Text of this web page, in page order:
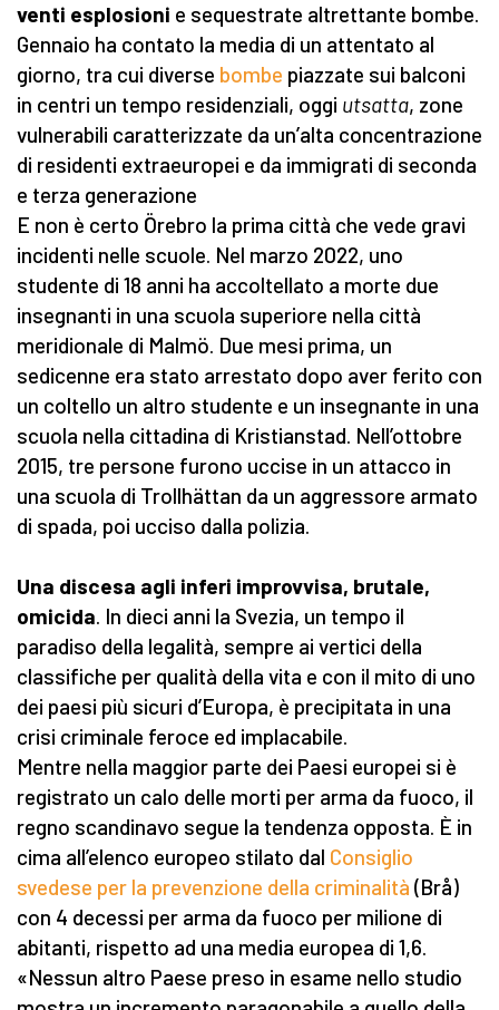
venti esplosioni e sequestrate altrettante bombe.
Gennaio ha contato la media di un attentato al
giorno, tra cui diverse bombe piazzate sui balconi
in centri un tempo residenziali, oggi utsatta, zone
vulnerabili caratterizzate da un’alta concentrazione
di residenti extraeuropei e da immigrati di seconda
e terza generazione
E non è certo Örebro la prima città che vede gravi
incidenti nelle scuole. Nel marzo 2022, uno
studente di 18 anni ha accoltellato a morte due
insegnanti in una scuola superiore nella città
meridionale di Malmö. Due mesi prima, un
sedicenne era stato arrestato dopo aver ferito con
un coltello un altro studente e un insegnante in una
scuola nella cittadina di Kristianstad. Nell’ottobre
2015, tre persone furono uccise in un attacco in
una scuola di Trollhättan da un aggressore armato
di spada, poi ucciso dalla polizia.
Una discesa agli inferi improvvisa, brutale,
omicida. In dieci anni la Svezia, un tempo il
paradiso della legalità, sempre ai vertici della
classifiche per qualità della vita e con il mito di uno
dei paesi più sicuri d’Europa, è precipitata in una
crisi criminale feroce ed implacabile.
Mentre nella maggior parte dei Paesi europei si è
registrato un calo delle morti per arma da fuoco, il
regno scandinavo segue la tendenza opposta. È in
cima all’elenco europeo stilato dal Consiglio
svedese per la prevenzione della criminalità (Brå)
con 4 decessi per arma da fuoco per milione di
abitanti, rispetto ad una media europea di 1,6.
«Nessun altro Paese preso in esame nello studio